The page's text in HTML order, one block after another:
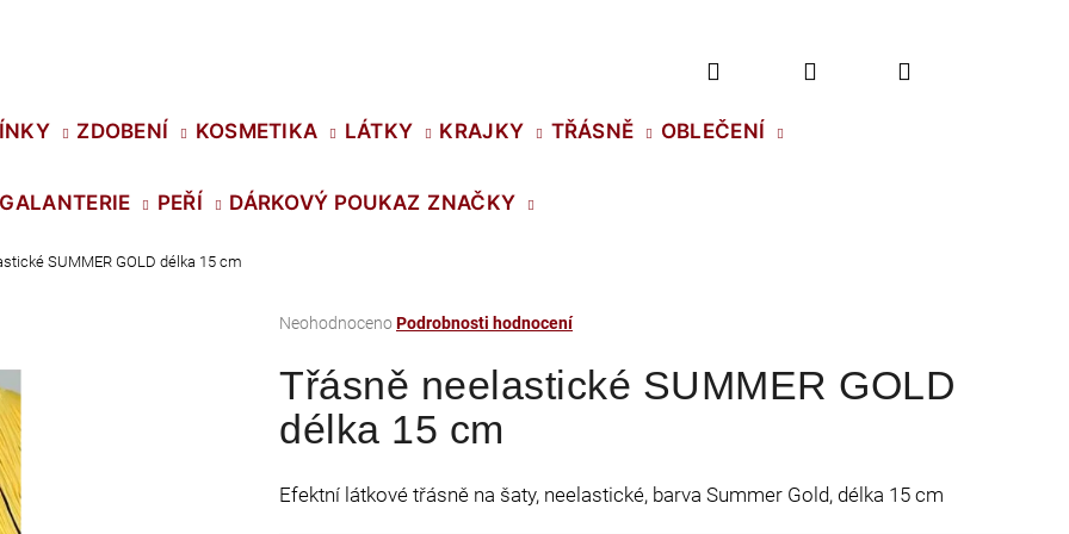
ZDOBENÍ KOSMETIKA LÁTKY KRAJKY TŘÁSNĚ OBLEČENÍ
GALANTERIE PEŘÍ DÁRKOVÝ POUKAZ ZNAČKY
Přihlášení
SUMMER GOLD délka 15 cm
Průměrné
produktu
je
0,0
hvězdiček.
NeohodnocenoPodrobnosti hodnocení
Třásně neelastické SUMMER GOLD
délka 15 cm
Efektní látkové třásně na šaty, neelastické, barva Summer Gold, délka 15 cm
Co potřebujete najít?
XIRIUS NH SS-16 CRYSTAL